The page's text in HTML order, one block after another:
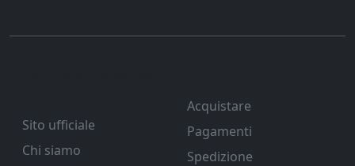
Sito ufficiale
Chi siamo
Acquistare
Pagamenti
Spedizione